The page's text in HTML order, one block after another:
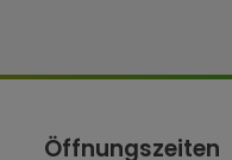
Öffnungszeiten